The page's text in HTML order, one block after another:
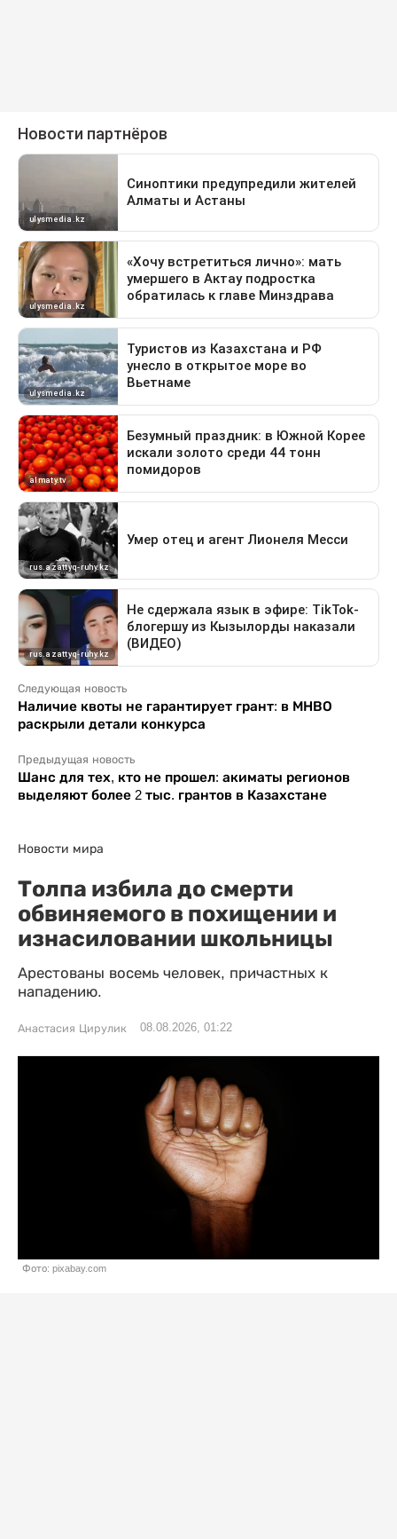
Следующая новость
Наличие квоты не гарантирует грант: в МНВО
раскрыли детали конкурса
Предыдущая новость
Шанс для тех, кто не прошел: акиматы регионов
выделяют более 2 тыс. грантов в Казахстане
Новости мира
Толпа избила до смерти
обвиняемого в похищении и
изнасиловании школьницы
Арестованы восемь человек, причастных к
нападению.
Анастасия Цирулик 08.08.2026, 01:22
Фото: pixabay.com